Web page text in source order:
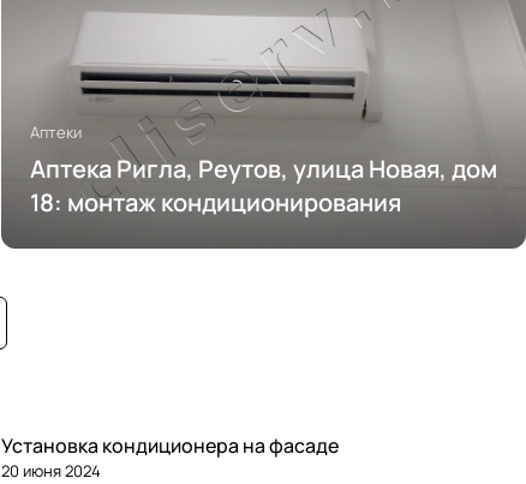
Аптеки
Аптека Ригла, Реутов, улица Новая, дом
18: монтаж кондиционирования
Установка кондиционера на фасаде
20 июня 2024